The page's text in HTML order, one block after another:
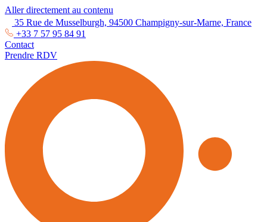
Aller directement au contenu
35 Rue de Musselburgh, 94500 Champigny-sur-Marne, France
+33 7 57 95 84 91
Contact
Prendre RDV